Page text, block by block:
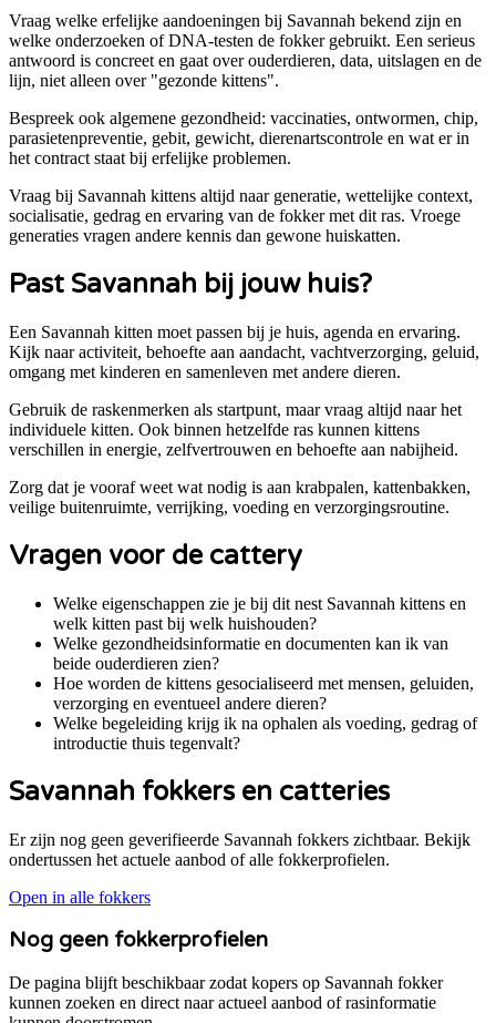
Vraag welke erfelijke aandoeningen bij Savannah bekend zijn en
welke onderzoeken of DNA-testen de fokker gebruikt. Een serieus
antwoord is concreet en gaat over ouderdieren, data, uitslagen en de
lijn, niet alleen over "gezonde kittens".
Bespreek ook algemene gezondheid: vaccinaties, ontwormen, chip,
parasietenpreventie, gebit, gewicht, dierenartscontrole en wat er in
het contract staat bij erfelijke problemen.
Vraag bij Savannah kittens altijd naar generatie, wettelijke context,
socialisatie, gedrag en ervaring van de fokker met dit ras. Vroege
generaties vragen andere kennis dan gewone huiskatten.
Past Savannah bij jouw huis?
Een Savannah kitten moet passen bij je huis, agenda en ervaring.
Kijk naar activiteit, behoefte aan aandacht, vachtverzorging, geluid,
omgang met kinderen en samenleven met andere dieren.
Gebruik de raskenmerken als startpunt, maar vraag altijd naar het
individuele kitten. Ook binnen hetzelfde ras kunnen kittens
verschillen in energie, zelfvertrouwen en behoefte aan nabijheid.
Zorg dat je vooraf weet wat nodig is aan krabpalen, kattenbakken,
veilige buitenruimte, verrijking, voeding en verzorgingsroutine.
Vragen voor de cattery
Welke eigenschappen zie je bij dit nest Savannah kittens en
welk kitten past bij welk huishouden?
Welke gezondheidsinformatie en documenten kan ik van
beide ouderdieren zien?
Hoe worden de kittens gesocialiseerd met mensen, geluiden,
verzorging en eventueel andere dieren?
Welke begeleiding krijg ik na ophalen als voeding, gedrag of
introductie thuis tegenvalt?
Savannah fokkers en catteries
Er zijn nog geen geverifieerde Savannah fokkers zichtbaar. Bekijk
ondertussen het actuele aanbod of alle fokkerprofielen.
Open in alle fokkers
Nog geen fokkerprofielen
De pagina blijft beschikbaar zodat kopers op Savannah fokker
kunnen zoeken en direct naar actueel aanbod of rasinformatie